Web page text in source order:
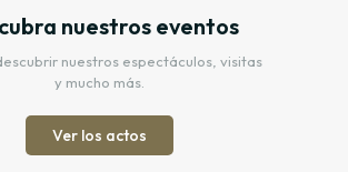
nuestros eventos
nuestros espectáculos, visitas
y mucho más.
Ver los actos